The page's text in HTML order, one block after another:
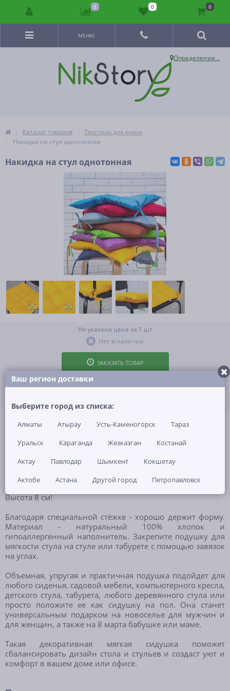
Определение...
МЕНЮ
Каталог товаров
Текстиль для кухни
Накидка на стул однотонная
Накидка на стул однотонная
Артикул: -
Не указана цена за 1 шт
Нет в наличии
ЗАКАЗАТЬ ТОВАР
ОПИСАНИЕ ОТЗЫВЫ И ВОПРОСЫ
Домашняя подушка - сидушка на стул 40х40 см с
завязками. Большая, мягкая, плотнонабитая подушка на
Высота 8 см!
Благодаря специальной стёжке - хорошо держит форму.
Материал - натуральный 100% хлопок и
гипоаллергенный наполнитель. Закрепите подушку для
мягкости стула на стуле или табурете с помощью завязок
на углах.
Объемная, упругая и практичная подушка подойдет для
любого сиденья, садовой мебели, компьютерного кресла,
детского стула, табурета, любого деревянного стула или
просто положите ее как сидушку на пол. Она станет
универсальным подарком на новоселье для мужчин и
для женщин, а также на 8 марта бабушке или маме.
Такая декоративная мягкая сидушка поможет
сбалансировать дизайн стола и стульев и создаст уют и
комфорт в вашем доме или офисе.
Ваш регион доставки
Выберите город из списка:
Алматы Атырау Усть-Каменогорск
Тараз
Уральск
Караганда Жезказган
Костанай
Актау
Павлодар Шымкент
Кокшетау
Актобе
Астана Другой город Петропавловск
0 0 0